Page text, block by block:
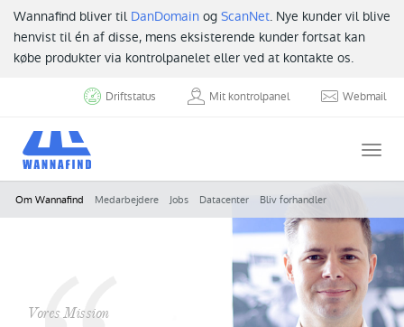
Wannafind bliver til DanDomain og ScanNet. Nye kunder vil blive
henvist til én af disse, mens eksisterende kunder fortsat kan
købe produkter via kontrolpanelet eller ved at kontakte os.
Driftstatus Mit kontrolpanel Webmail
Om Wannafind Medarbejdere Jobs Datacenter Bliv forhandler
Vores Mission